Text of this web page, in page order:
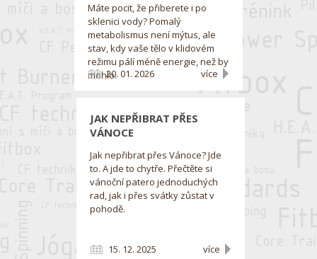
Máte pocit, že přiberete i po
sklenici vody? Pomalý
metabolismus není mýtus, ale
stav, kdy vaše tělo v klidovém
režimu pálí méně energie, než by
mohlo.20. 01. 2026 více
JAK NEPŘIBRAT PŘES
VÁNOCE
Jak nepřibrat přes Vánoce? Jde
to. A jde to chytře. Přečtěte si
vánoční patero jednoduchých
rad, jak i přes svátky zůstat v
pohodě.
15. 12. 2025 více